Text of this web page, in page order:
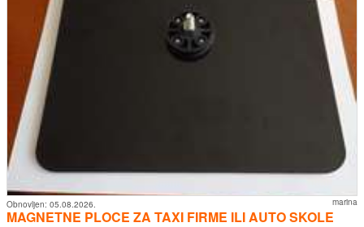
marina
Obnovljen: 05.08.2026.
MAGNETNE PLOCE ZA TAXI FIRME ILI AUTO SKOLE